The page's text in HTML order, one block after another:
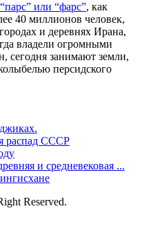
или “фарс”, как
40 миллионов человек,
и деревнях Ирана,
владели огромными
сегодня занимают земли,
персидского
распад СССР
и средневековая ...
Reserved.